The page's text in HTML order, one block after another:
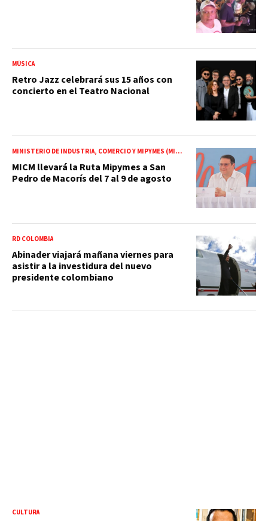
MÚSICA
Retro Jazz celebrará sus 15 años con
concierto en el Teatro Nacional
MINISTERIO DE INDUSTRIA, COMERCIO Y MIPYMES (MICM)
MICM llevará la Ruta Mipymes a San
Pedro de Macorís del 7 al 9 de agosto
RD COLOMBIA
Abinader viajará mañana viernes para
asistir a la investidura del nuevo
presidente colombiano
CULTURA